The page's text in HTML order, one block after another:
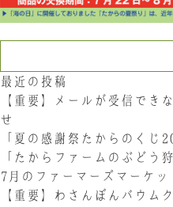
最近の投稿
【重要】メールが受信で
せ
「夏の感謝祭たからのくじ
「たからファームのぶどう
7月のファーマーズマーケッ
【重要】わさんぼんバウム